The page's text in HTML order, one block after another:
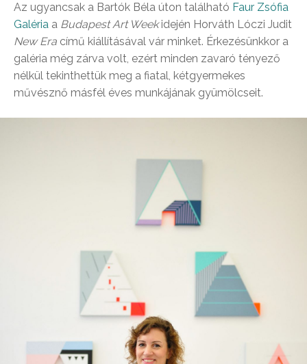
Az ugyancsak a Bartók Béla úton található Faur Zsófia
Galéria a Budapest Art Weekidején Horváth Lóczi Judit
New Era című kiállításával vár minket. Érkezésünkkor a
galéria még zárva volt, ezért minden zavaró tényező
nélkül tekinthettük meg a fiatal, kétgyermekes
művésznő másfél éves munkájának gyümölcseit.